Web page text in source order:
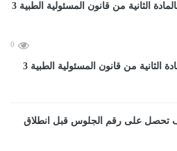
0
الحكومة: مد المدة المحددة بالمادة الثانية من قانون المسئولية الطبية 3